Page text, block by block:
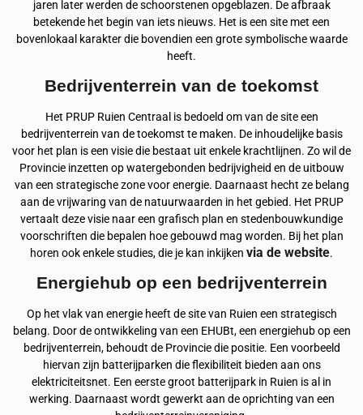
jaren later werden de schoorstenen opgeblazen. De afbraak
betekende het begin van iets nieuws. Het is een site met een
bovenlokaal karakter die bovendien een grote symbolische waarde
heeft.
Bedrijventerrein van de toekomst
Het PRUP Ruien Centraal is bedoeld om van de site een
bedrijventerrein van de toekomst te maken. De inhoudelijke basis
voor het plan is een visie die bestaat uit enkele krachtlijnen. Zo wil de
Provincie inzetten op watergebonden bedrijvigheid en de uitbouw
van een strategische zone voor energie. Daarnaast hecht ze belang
aan de vrijwaring van de natuurwaarden in het gebied. Het PRUP
vertaalt deze visie naar een grafisch plan en stedenbouwkundige
voorschriften die bepalen hoe gebouwd mag worden. Bij het plan
horen ook enkele studies, die je kan inkijken via de website.
Energiehub op een bedrijventerrein
Op het vlak van energie heeft de site van Ruien een strategisch
belang. Door de ontwikkeling van een EHUBt, een energiehub op een
bedrijventerrein, behoudt de Provincie die positie. Een voorbeeld
hiervan zijn batterijparken die flexibiliteit bieden aan ons
elektriciteitsnet. Een eerste groot batterijpark in Ruien is al in
werking. Daarnaast wordt gewerkt aan de oprichting van een